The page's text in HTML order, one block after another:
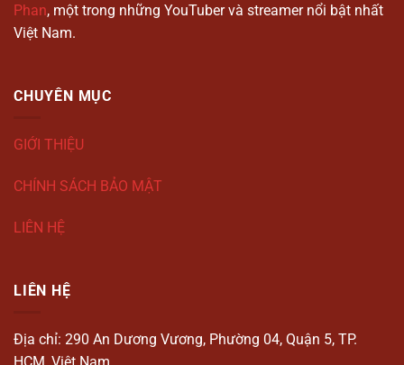
Phan, một trong những YouTuber và streamer nổi bật nhất
Việt Nam.
CHUYÊN MỤC
GIỚI THIỆU
CHÍNH SÁCH BẢO MẬT
LIÊN HỆ
LIÊN HỆ
Địa chỉ: 290 An Dương Vương, Phường 04, Quận 5, TP.